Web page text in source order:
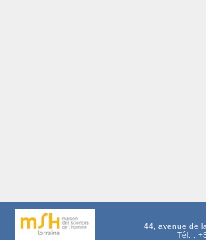
44, avenue de
Tél. :